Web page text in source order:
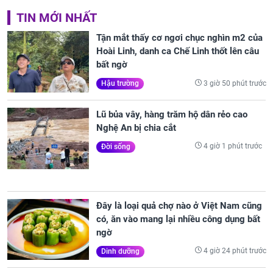
TIN MỚI NHẤT
Tận mắt thấy cơ ngơi chục nghìn m2 của
Hoài Linh, danh ca Chế Linh thốt lên câu
bất ngờ
Hậu trường 3 giờ 50 phút trước
Lũ bủa vây, hàng trăm hộ dân rẻo cao
Nghệ An bị chia cắt
Đời sống 4 giờ 1 phút trước
Đây là loại quả chợ nào ở Việt Nam cũng
có, ăn vào mang lại nhiều công dụng bất
ngờ
Dinh dưỡng 4 giờ 24 phút trước